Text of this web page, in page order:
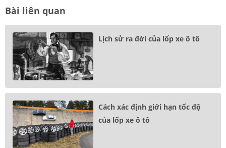
Bài liên quan
Lịch sử ra đời của lốp xe ô tô
Cách xác định giới hạn tốc độ
của lốp xe ô tô